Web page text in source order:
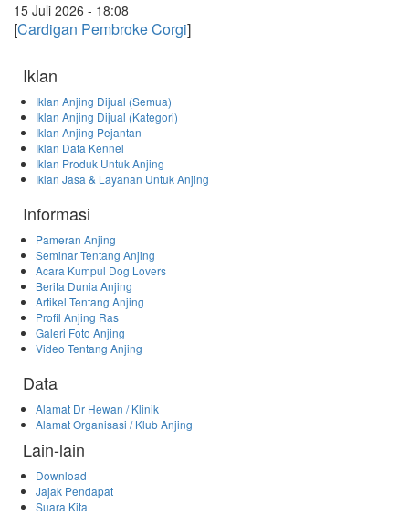
15 Juli 2026 - 18:08
[Cardigan Pembroke Corgi]
Iklan
Iklan Anjing Dijual (Semua)
Iklan Anjing Dijual (Kategori)
Iklan Anjing Pejantan
Iklan Data Kennel
Iklan Produk Untuk Anjing
Iklan Jasa & Layanan Untuk Anjing
Informasi
Pameran Anjing
Seminar Tentang Anjing
Acara Kumpul Dog Lovers
Berita Dunia Anjing
Artikel Tentang Anjing
Profil Anjing Ras
Galeri Foto Anjing
Video Tentang Anjing
Data
Alamat Dr Hewan / Klinik
Alamat Organisasi / Klub Anjing
Lain-lain
Download
Jajak Pendapat
Suara Kita